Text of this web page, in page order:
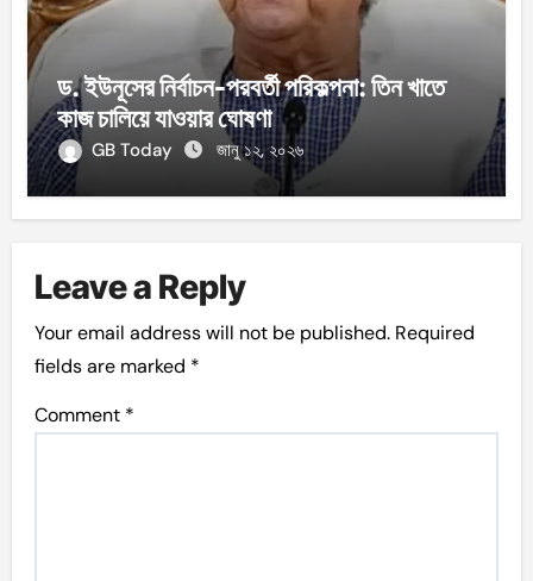
ড. ইউনূসের নির্বাচন-পরবর্তী পরিকল্পনা: তিন খাতে
কাজ চালিয়ে যাওয়ার ঘোষণা
GB Today জানু ১২, ২০২৬
Leave a Reply
Your email address will not be published. Required
fields are marked *
Comment *